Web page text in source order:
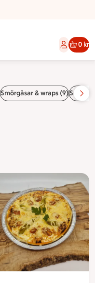
0 kr
Smörgåsar & wraps (9)